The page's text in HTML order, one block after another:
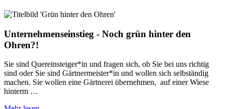
Unternehmenseinstieg - Noch grün hinter den
Ohren?!
Sie sind Quereinsteiger*in und fragen sich, ob Sie bei uns richtig
sind oder Sie sind Gärtnermeister*in und wollen sich selbständig
machen. Sie wollen eine Gärtnerei übernehmen, auf einer Wiese
hinterm …